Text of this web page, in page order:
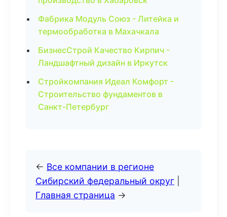
Фабрика Модуль Союз - Литейка и
термообработка в Махачкала
БизнесСтрой Качество Кирпич -
Ландшафтный дизайн в Иркутск
Стройкомпания Идеал Комфорт -
Строительство фундаментов в
Санкт-Петербург
← Все компании в регионе
Сибирский федеральный округ
Главная страница →